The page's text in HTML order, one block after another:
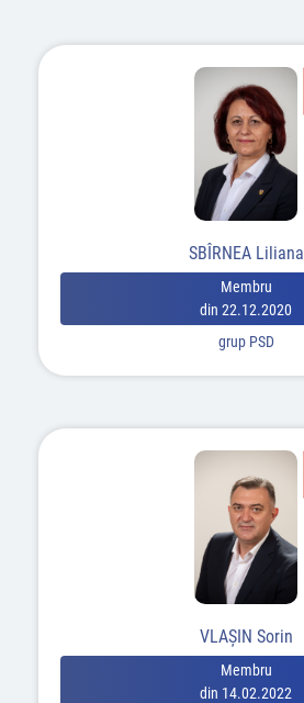
SBÎRNEA Liliana
Membru
din 22.12.2020
grup PSD
VLAŞIN Sorin
Membru
din 14.02.2022